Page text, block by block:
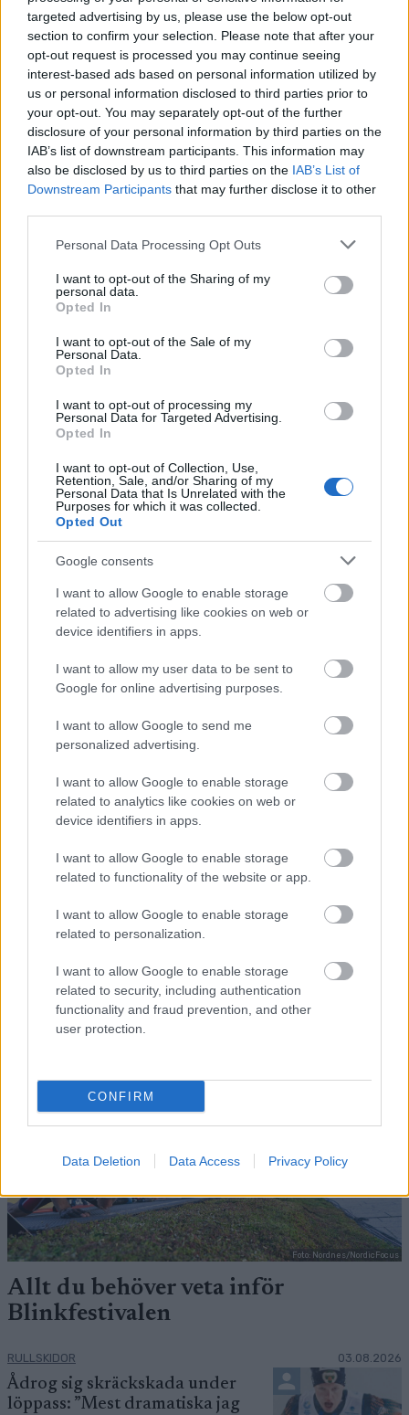
targeted advertising by us, please use the below opt-out
section to confirm your selection. Please note that after your
opt-out request is processed you may continue seeing
interest-based ads based on personal information utilized by
us or personal information disclosed to third parties prior to
your opt-out. You may separately opt-out of the further
disclosure of your personal information by third parties on the
IAB’s list of downstream participants. This information may
also be disclosed by us to third parties on the IAB’s List of
Downstream Participants that may further disclose it to other
Please note that this website/app uses one or more Google
not limited to your visit or usage behaviour. You may click to
grant or deny consent to Google and its third-party tags to
use your data for below specified purposes in below Google
consent section.
Personal Data Processing Opt Outs
I want to opt-out of the Sharing of my
personal data.
Opted In
I want to opt-out of the Sale of my
Personal Data.
Opted In
I want to opt-out of processing my
Personal Data for Targeted Advertising.
Opted In
I want to opt-out of Collection, Use,
Retention, Sale, and/or Sharing of my
Personal Data that Is Unrelated with the
Purposes for which it was collected.
Opted Out
Google consents
I want to allow Google to enable storage
related to advertising like cookies on web or
device identifiers in apps.
I want to allow my user data to be sent to
Google for online advertising purposes.
I want to allow Google to send me
personalized advertising.
I want to allow Google to enable storage
related to analytics like cookies on web or
device identifiers in apps.
I want to allow Google to enable storage
related to functionality of the website or app.
I want to allow Google to enable storage
related to personalization.
I want to allow Google to enable storage
related to security, including authentication
functionality and fraud prevention, and other
user protection.
CONFIRM
Data Deletion Data Access Privacy Policy
Idre, säger Ola Strand.
Det snöade hela fredagen ganska mycket över
fjällen i norra Dalarna och det är varning för
mera snö under söndagen. Så om du bor i
närheten är det dags att plocka fram laggarna,
valla och göra allt klart inför säsongens första
skidtur.
Kanske kommer den i helgen…
Prenumerera på vårt nyhetsbrev
MEST LÄSTA
Visdo
mstan
r till
det
Haag
SM...
28.0
1.20
2
Trivs
som
frontf
HEMARTI
IV -
HISTORI
12.0
2.20
3 Mathi
as
Fredri
pappa
igen
HEMARTI
IV -
HISTORI
19.0
9.20
4 Vallat
ips
san!
IV -
HISTORI
22.0
2.20
5
IV -
FLER ARTIKLAR
Foto: Nordnes/NordicFocus
Allt du behöver veta inför
Blinkfestivalen
RULLSKIDOR 03.08.2026
Ådrog sig skräckskada under
löppass: ”Mest dramatiska jag